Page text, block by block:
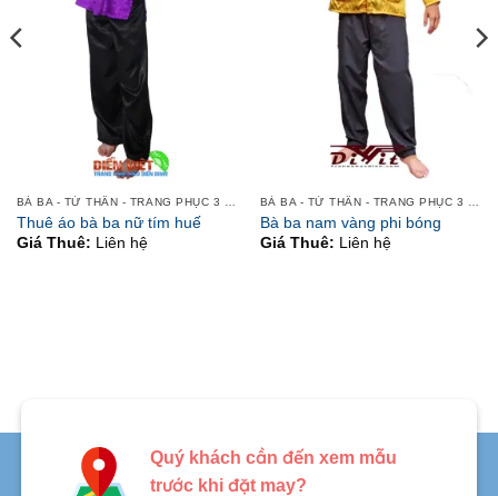
BÀ BA - TỨ THÂN - TRANG PHỤC 3 MIỀN
Thuê áo bà ba nữ tím huế
Giá Thuê: Liên hệ
BÀ BA - TỨ THÂN - TRANG PHỤC 3 MIỀN
Bà ba nam vàng phi bóng
Giá Thuê: Liên hệ
Quý khách cần đến xem mẫu
trước khi đặt may?